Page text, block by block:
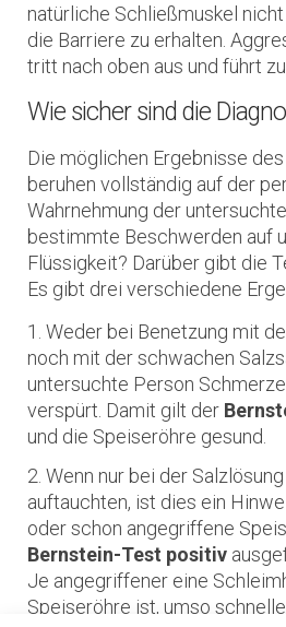
natürliche Schließmuskel
die Barriere zu erhalten.
tritt nach oben aus und führt
Wie sicher sind die
Die möglichen Ergebnisse
beruhen vollständig auf der
Wahrnehmung der
bestimmte Beschwerden auf
Flüssigkeit? Darüber gibt die
Es gibt drei verschiedene
Weder bei Benetzung mit
noch mit der schwachen
untersuchte Person
verspürt. Damit gilt der
und die Speiseröhre gesund.
Wenn nur bei der
auftauchten, ist dies ein
oder schon angegriffene
Bernstein-Test positiv
Je angegriffener eine
Speiseröhre ist, umso